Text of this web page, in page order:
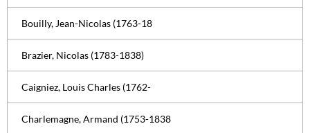
Bouilly, Jean-Nicolas (1763-18
Brazier, Nicolas (1783-1838)
Caigniez, Louis Charles (1762-
Charlemagne, Armand (1753-1838